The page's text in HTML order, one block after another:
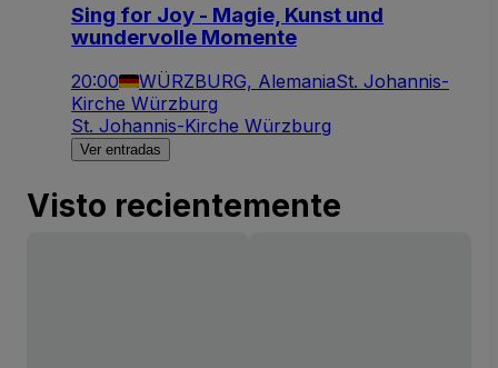
Sing for Joy - Magie, Kunst und
wundervolle Momente
20:00 WÜRZBURG, AlemaniaSt. Johannis-
Kirche Würzburg
St. Johannis-Kirche Würzburg
Ver entradas
Visto recientemente